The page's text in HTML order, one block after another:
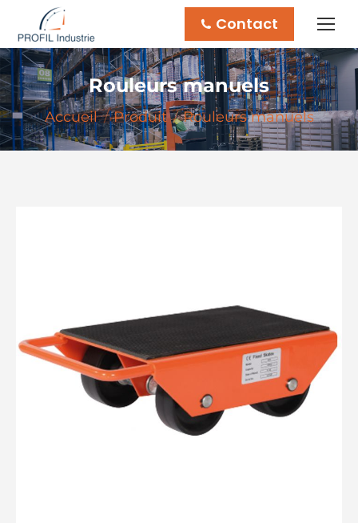
Contact
Rouleurs manuels
Vous êtes ici :
Accueil Produit Rouleurs manuels